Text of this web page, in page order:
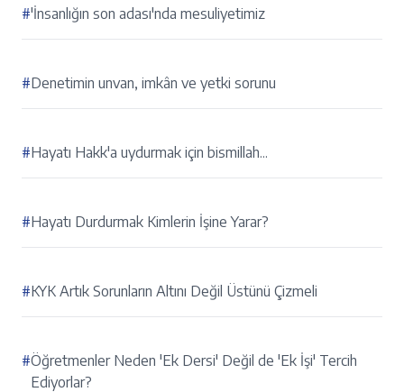
#'İnsanlığın son adası'nda mesuliyetimiz
#Denetimin unvan, imkân ve yetki sorunu
#Hayatı Hakk'a uydurmak için bismillah...
#Hayatı Durdurmak Kimlerin İşine Yarar?
#KYK Artık Sorunların Altını Değil Üstünü Çizmeli
#Öğretmenler Neden 'Ek Dersi' Değil de 'Ek İşi' Tercih
Ediyorlar?